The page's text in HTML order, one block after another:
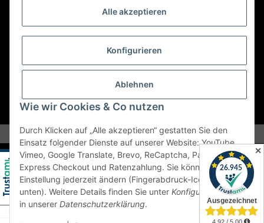
Alle akzeptieren
Konfigurieren
Ablehnen
Wie wir Cookies & Co nutzen
Durch Klicken auf „Alle akzeptieren“ gestatten Sie den
Einsatz folgender Dienste auf unserer Website: YouTube,
Vimeo, Google Translate, Brevo, ReCaptcha, PayPal
Express Checkout und Ratenzahlung. Sie können die
Einstellung jederzeit ändern (Fingerabdruck-Icon links
unten). Weitere Details finden Sie unter Konfigurierenund
in unserer Datenschutzerklärung.
E-Mail:sales@kfzbleche24.de
Vertrag widerrufen
* Alle Preise inkl. gesetzlicher USt., zzgl.Versand
✕